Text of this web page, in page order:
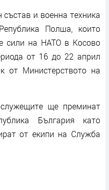
и военна техника
Полша, които
сили на НАТО в Косово
от 16 до 22 април
от Министерството на
ще преминат
България като
от екипи на Служба